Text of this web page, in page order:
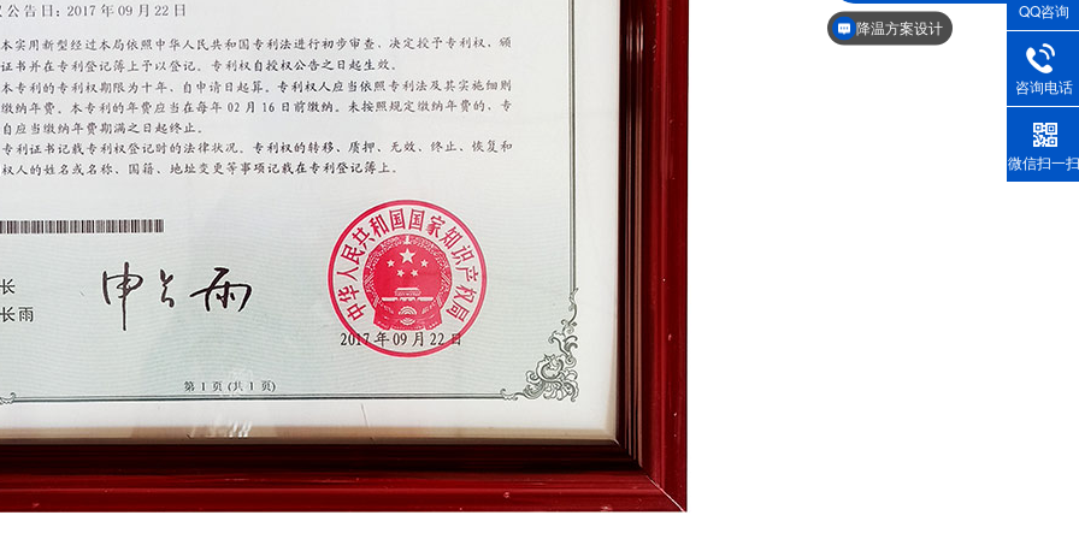
QQ咨询
咨询电话
微信扫一扫
降温方案设计
贴牌代理出口咨询